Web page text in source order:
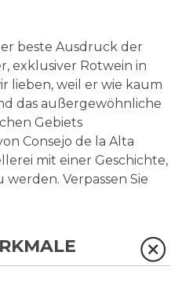
beste Ausdruck der
exklusiver Rotwein in
lieben, weil er wie kaum
das außergewöhnliche
Gebiets
Consejo de la Alta
mit einer Geschichte,
Verpassen Sie